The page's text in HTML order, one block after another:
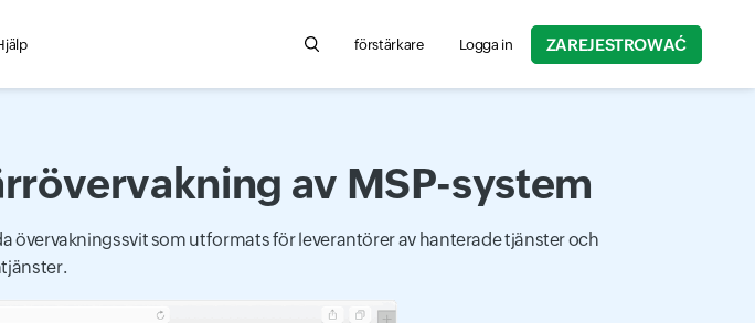
Search for product information, help articles, and more...
förstärkare Logga in ZAREJESTROWAĆ
av MSP-system
övervakningssvit som utformats för leverantörer av hanterade tjänster och